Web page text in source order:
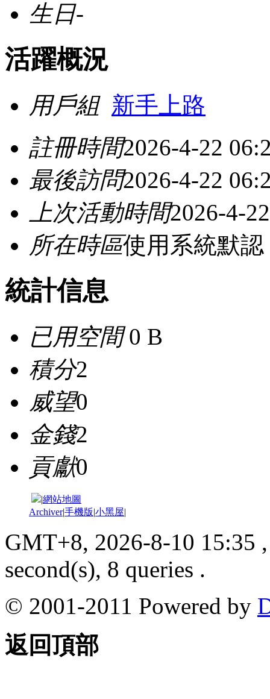
生日-
活躍概況
用戶組 新手上路
註冊時間2026-4-22
最後訪問2026-4-22
上次活動時間2026-4-
所在時區使用系統默認
統計信息
已用空間0 B
積分2
威望0
金錢2
貢獻0
|網站地圖
Archiver|手機版|小黑屋|
GMT+8, 2026-8-10 15:35
second(s), 8 queries .
© 2001-2011 Powered by
返回頂部